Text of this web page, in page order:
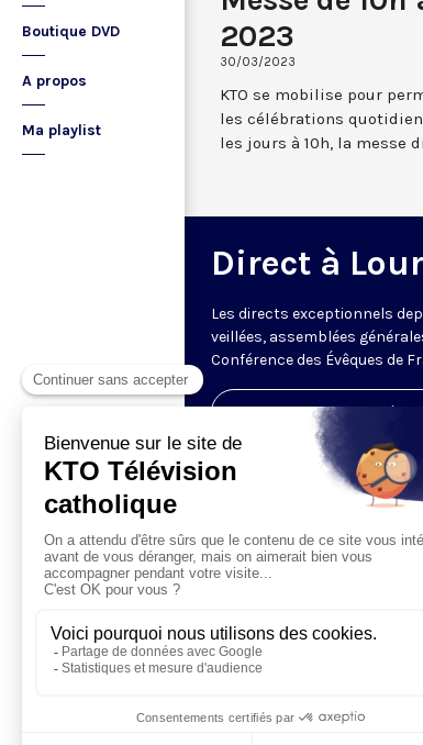
Boutique DVD
A propos
Ma playlist
2023
30/03/2023
KTO se mobilise pour
les célébrations
les jours à 10h, la messe
Direct à
Les directs exceptionnels
veillées, assemblées
Conférence des Évêques de
Visiter la page de